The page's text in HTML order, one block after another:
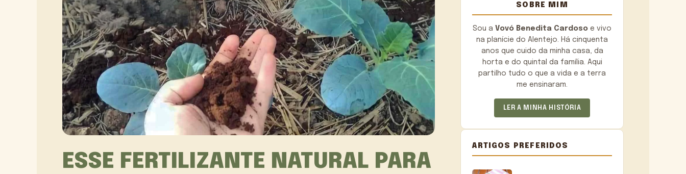
ESSE FERTILIZANTE NATURAL PARA
SOBRE MIM
Sou a Vovó Benedita Cardoso e vivo
na planície do Alentejo. Há cinquenta
anos que cuido da minha casa, da
horta e do quintal da família. Aqui
partilho tudo o que a vida e a terra
me ensinaram.
LER A MINHA HISTÓRIA
ARTIGOS PREFERIDOS